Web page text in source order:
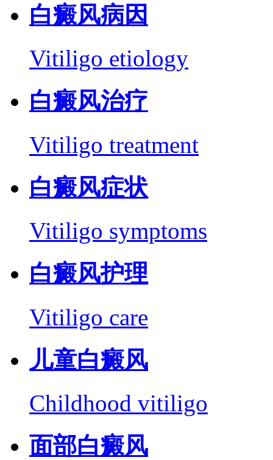
白癜风病因
Vitiligo etiology
白癜风治疗
Vitiligo treatment
白癜风症状
Vitiligo symptoms
白癜风护理
Vitiligo care
儿童白癜风
Childhood vitiligo
面部白癜风